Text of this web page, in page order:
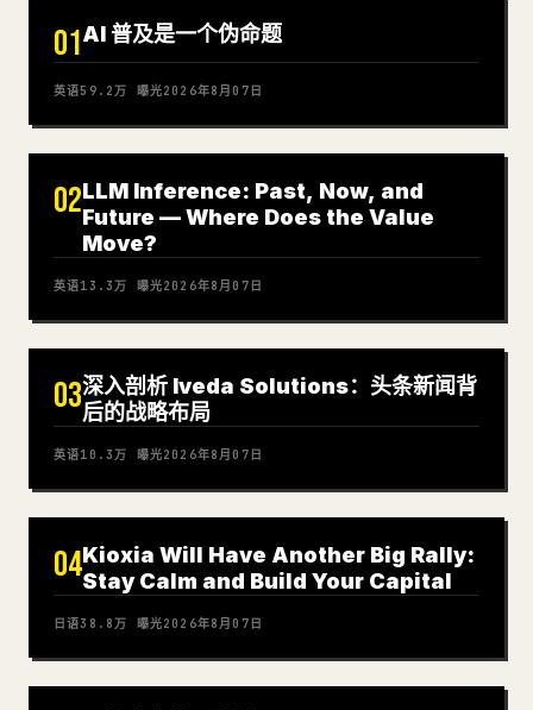
01AI 普及是一个伪命题
英语59.2万 曝光2026年8月07日
02LLM Inference: Past, Now, and
Future — Where Does the Value
Move?
英语13.3万 曝光2026年8月07日
03深入剖析 Iveda Solutions：头条新闻背
后的战略布局
英语10.3万 曝光2026年8月07日
04Kioxia Will Have Another Big Rally:
Stay Calm and Build Your Capital
日语38.8万 曝光2026年8月07日